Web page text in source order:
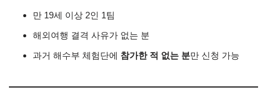
만 19세 이상 2인 1팀
해외여행 결격 사유가 없는 분
과거 해수부 체험단에 참가한 적 없는 분만 신청 가능